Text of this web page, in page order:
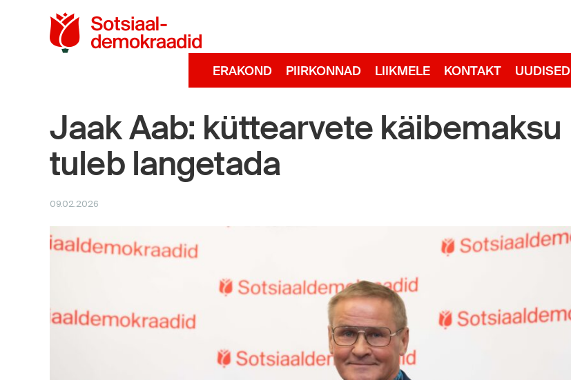
Sotsiaaldemokraadid
ERAKOND PIIRKONNAD LIIKMELE KONTAKT UUDISED
Jaak Aab: küttearvete käibemaksu
tuleb langetada
09.02.2026